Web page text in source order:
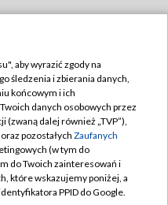
TVP
aby wyrazić zgody na
śledzenia i zbierania danych,
końcowym i ich
danych osobowych przez
(zwaną dalej również „TVP”),
oraz pozostałych Zaufanych
(w tym do
do Twoich zainteresowań i
które wskazujemy poniżej, a
PPID do Google.